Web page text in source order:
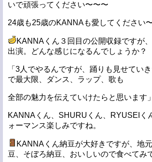
いで頑張ってください〜〜〜
24歳も25歳のKANNAも愛してください
KANNAくん３回目の公開収録ですが
出演。どんな感じになるんでしょうか？
「3人でやるんですが、踊りも見せてい
で最大限、ダンス、ラップ、歌も
全部の魅力を伝えていけたらと思います」
KANNAくん、SHURUくん、RYUSEIく
ォーマンス楽しみですね。
KANNAくん納豆が大好きですが、地
豆、そぼろ納豆、おいしいので食べてみ